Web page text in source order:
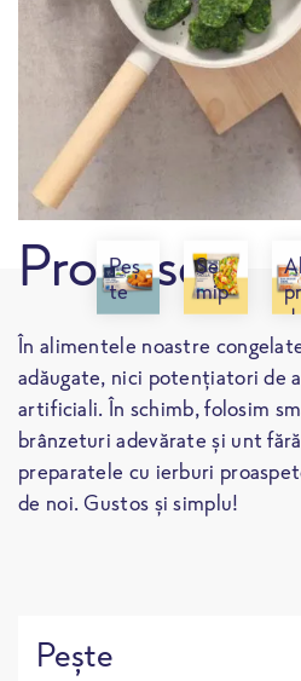
Peş
te
Se
mip
repa
rate
e
Produse
În alimentele noastre
adăugate, nici potențiatori de
artificiali. În schimb, folosim
brânzeturi adevărate și unt
preparatele cu ierburi
de noi. Gustos și simplu!
Peşte